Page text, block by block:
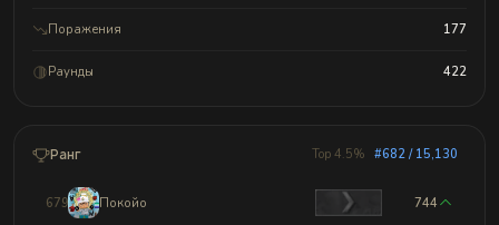
Поражения 177
Раунды 422
Ранг Top 4.5% #682 / 15,130
679 Покойо 744